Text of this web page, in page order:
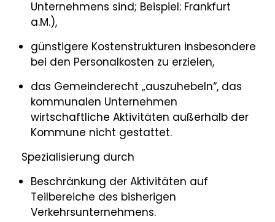
Unternehmens sind; Beispiel: Frankfurt
a.M.),
günstigere Kostenstrukturen insbesondere
bei den Personalkosten zu erzielen,
das Gemeinderecht „auszuhebeln“, das
kommunalen Unternehmen
wirtschaftliche Aktivitäten außerhalb der
Kommune nicht gestattet.
Spezialisierung durch
Beschränkung der Aktivitäten auf
Teilbereiche des bisherigen
Verkehrsunternehmens.